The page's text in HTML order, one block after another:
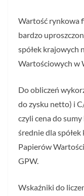
Wartość rynkowa
bardzo
spółek krajowych
Wartościowych w
Do obliczeń
do zysku netto) i
czyli cena do
średnie dla
Papierów
GPW.
Wskaźniki do